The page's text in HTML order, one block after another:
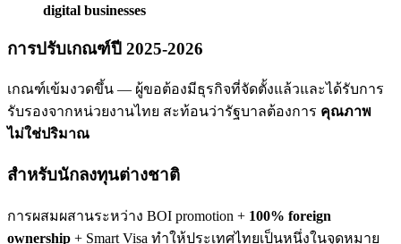
digital businesses
การปรับเกณฑ์ปี 2025-2026
เกณฑ์เข้มงวดขึ้น — ผู้ขอต้องมีธุรกิจที่จัดตั้งแล้วและได้รับการ
รับรองจากหน่วยงานไทย สะท้อนว่ารัฐบาลต้องการ คุณภาพ
ไม่ใช่ปริมาณ
สำหรับนักลงทุนต่างชาติ
การผสมผสานระหว่าง BOI promotion + 100% foreign
ownership + Smart Visa ทำให้ประเทศไทยเป็นหนึ่งในจุดหมาย